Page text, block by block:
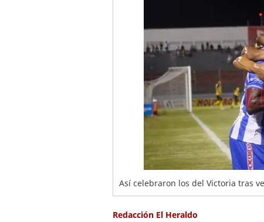
Así celebraron los del Victoria tras
Redacción El Heraldo